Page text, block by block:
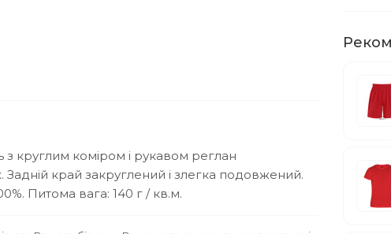
круглим коміром і рукавом реглан
край закруглений і злегка подовжений.
Питома вага: 140 г / кв.м.